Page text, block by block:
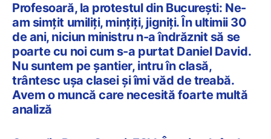
Profesoară, la protestul din București: Ne-
am simțit umiliți, mințiți, jigniți. În ultimii 30
de ani, niciun ministru n-a îndrăznit să se
poarte cu noi cum s-a purtat Daniel David.
Nu suntem pe șantier, intru în clasă,
trântesc ușa clasei și îmi văd de treabă.
Avem o muncă care necesită foarte multă
analiză